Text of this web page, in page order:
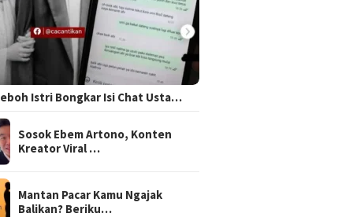
Istri Bongkar Isi Chat Usta…
Sosok Ebem Artono, Konten
Kreator Viral …
Mantan Pacar Kamu Ngajak
Balikan? Beriku…